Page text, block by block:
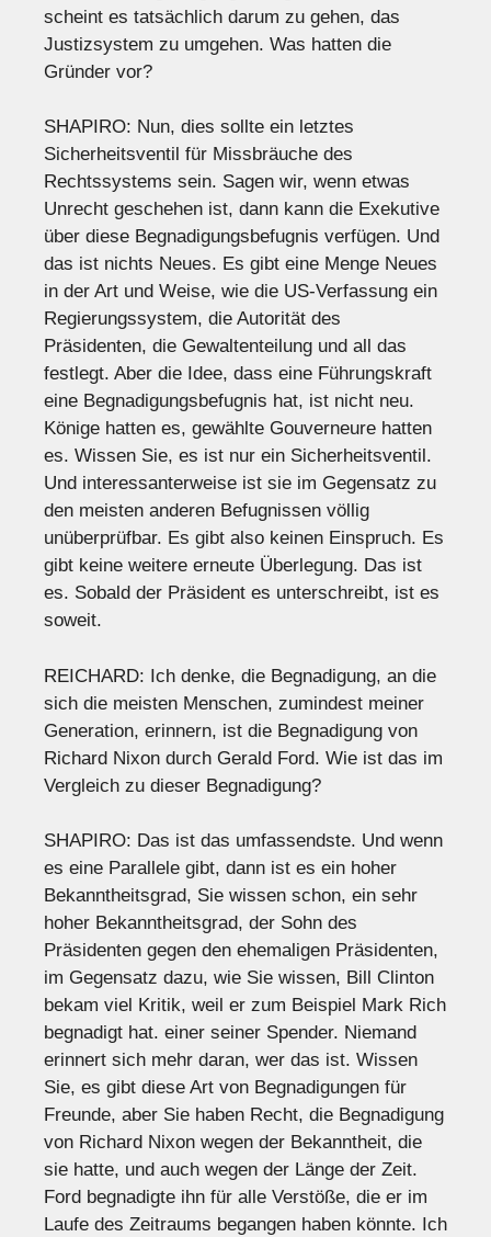
scheint es tatsächlich darum zu gehen, das
Justizsystem zu umgehen. Was hatten die
Gründer vor?
SHAPIRO: Nun, dies sollte ein letztes
Sicherheitsventil für Missbräuche des
Rechtssystems sein. Sagen wir, wenn etwas
Unrecht geschehen ist, dann kann die Exekutive
über diese Begnadigungsbefugnis verfügen. Und
das ist nichts Neues. Es gibt eine Menge Neues
in der Art und Weise, wie die US-Verfassung ein
Regierungssystem, die Autorität des
Präsidenten, die Gewaltenteilung und all das
festlegt. Aber die Idee, dass eine Führungskraft
eine Begnadigungsbefugnis hat, ist nicht neu.
Könige hatten es, gewählte Gouverneure hatten
es. Wissen Sie, es ist nur ein Sicherheitsventil.
Und interessanterweise ist sie im Gegensatz zu
den meisten anderen Befugnissen völlig
unüberprüfbar. Es gibt also keinen Einspruch. Es
gibt keine weitere erneute Überlegung. Das ist
es. Sobald der Präsident es unterschreibt, ist es
soweit.
REICHARD: Ich denke, die Begnadigung, an die
sich die meisten Menschen, zumindest meiner
Generation, erinnern, ist die Begnadigung von
Richard Nixon durch Gerald Ford. Wie ist das im
Vergleich zu dieser Begnadigung?
SHAPIRO: Das ist das umfassendste. Und wenn
es eine Parallele gibt, dann ist es ein hoher
Bekanntheitsgrad, Sie wissen schon, ein sehr
hoher Bekanntheitsgrad, der Sohn des
Präsidenten gegen den ehemaligen Präsidenten,
im Gegensatz dazu, wie Sie wissen, Bill Clinton
bekam viel Kritik, weil er zum Beispiel Mark Rich
begnadigt hat. einer seiner Spender. Niemand
erinnert sich mehr daran, wer das ist. Wissen
Sie, es gibt diese Art von Begnadigungen für
Freunde, aber Sie haben Recht, die Begnadigung
von Richard Nixon wegen der Bekanntheit, die
sie hatte, und auch wegen der Länge der Zeit.
Ford begnadigte ihn für alle Verstöße, die er im
Laufe des Zeitraums begangen haben könnte. Ich